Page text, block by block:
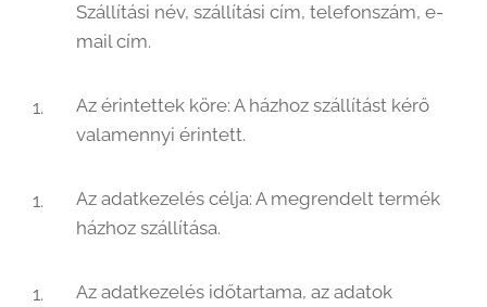
Szállítási név, szállítási cím, telefonszám, e-
mail cím.
Az érintettek köre: A házhoz szállítást kérő
valamennyi érintett.
Az adatkezelés célja: A megrendelt termék
házhoz szállítása.
Az adatkezelés időtartama, az adatok